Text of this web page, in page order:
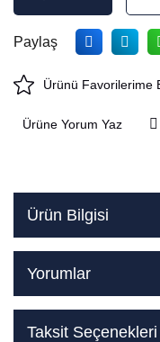
Paylaş
Ürüne Yorum Yaz
Ürün Bilgisi
Yorumlar
Taksit Seçenekleri